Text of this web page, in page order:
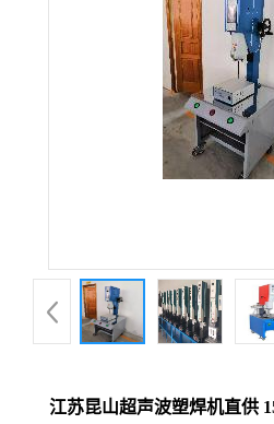
江苏昆山超声波塑焊机直供